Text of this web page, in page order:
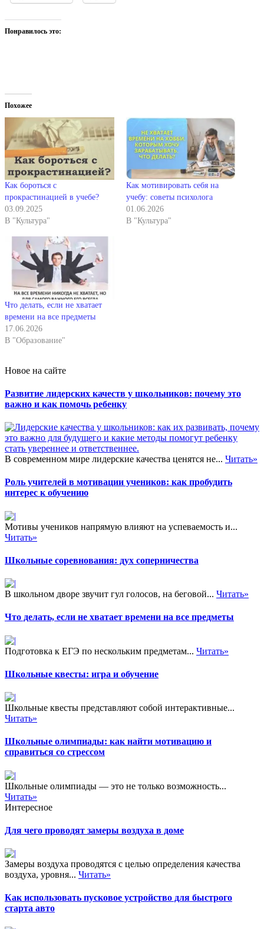
Понравилось это:
Похожее
Как бороться с
прокрастинацией в учебе?
03.09.2025
В "Культура"
Как мотивировать себя на
учебу: советы психолога
01.06.2026
В "Культура"
Что делать, если не хватает
времени на все предметы
17.06.2026
В "Образование"
Новое на сайте
Развитие лидерских качеств у школьников: почему это
важно и как помочь ребенку
В современном мире лидерские качества ценятся не... Читать»
Роль учителей в мотивации учеников: как пробудить
интерес к обучению
Мотивы учеников напрямую влияют на успеваемость и...
Читать»
Школьные соревнования: дух соперничества
В школьном дворе звучит гул голосов, на беговой... Читать»
Что делать, если не хватает времени на все предметы
Подготовка к ЕГЭ по нескольким предметам... Читать»
Школьные квесты: игра и обучение
Школьные квесты представляют собой интерактивные...
Читать»
Школьные олимпиады: как найти мотивацию и
справиться со стрессом
Школьные олимпиады — это не только возможность...
Читать»
Интересное
Для чего проводят замеры воздуха в доме
Замеры воздуха проводятся с целью определения качества
воздуха, уровня... Читать»
Как использовать пусковое устройство для быстрого
старта авто